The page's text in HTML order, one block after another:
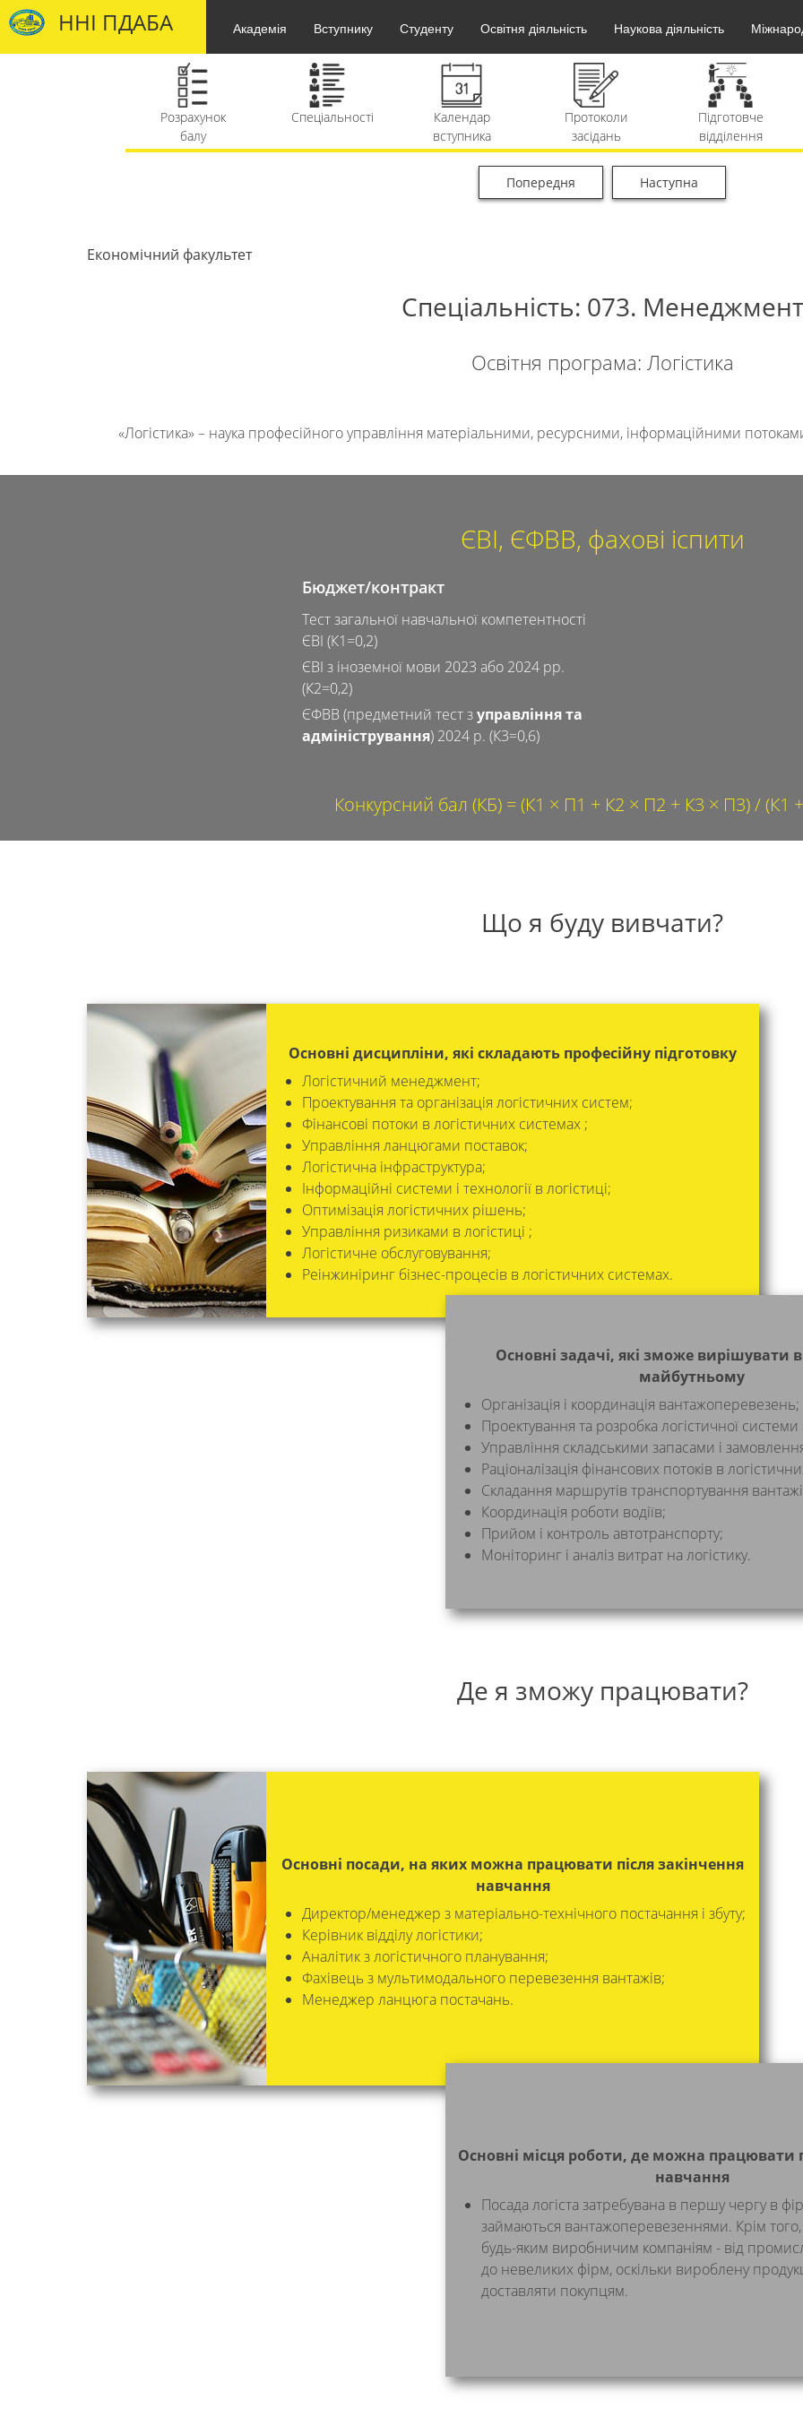
ННІ ПДАБА Академія Вступнику Студенту Освітня діяльність Наукова діяльність
Розрахунок
балу
Спеціальності
Календар
вступника
Протоколи
засідань
Підготовче
відділення
навчання
Попередня Наступна
Економічний факультет
Спеціальність: 073. Менеджмент
Освітня програма: Логістика
«Логістика» – наука професійного управління матеріа­льними, ресурсними, інформаційними потоками
ЄВІ, ЄФВВ, фахові іспити
Бюджет/контракт
Тест загальної навчальної компетентності
ЄВІ (К1=0,2)
ЄВІ з іноземної мови 2023 або 2024 рр.
(К2=0,2)
ЄФВВ (предметний тест зуправління та
адміністрування) 2024 р. (К3=0,6)
Конкурсний бал (КБ) = (К1 × П1 + К2 × П2 + К3 × П3) / (К1
Що я буду вивчати?
Основні дисципліни, які складають професійну підготовку
Логістичний менеджмент;
Проектування та організація логістичних систем;
Фінансові потоки в логістичних системах ;
Управління ланцюгами поставок;
Логістична інфраструктура;
Інформаційні системи і технології в логістиці;
Оптимізація логістичних рішень;
Управління ризиками в логістиці ;
Логістичне обслуговування;
Реінжиніринг бізнес-процесів в логістичних системах.
Основні задачі, які зможе вирішувати
майбутньому
Організація і координація вантажоперевезень;
Проектування та розробка логістичної
Управління складськими запасами і
Раціоналізація фінансових потоків в
Складання маршрутів транспортування
Координація роботи водіїв;
Прийом і контроль автотранспорту;
Моніторинг і аналіз витрат на логістику.
Де я зможу працювати?
Основні посади, на яких можна працювати після закінчення
навчання
Директор/менеджер з матеріально-технічного постачання і збуту;
Керівник відділу логістики;
Аналітик з логістичного планування;
Фахівець з мультимодального перевезення вантажів;
Менеджер ланцюга постачань.
Основні місця роботи, де можна працювати
навчання
Посада логіста затребувана в першу чергу в
займаються вантажоперевезеннями. Крім того,
будь-яким виробничим компаніям - від
до невеликих фірм, оскільки вироблену
доставляти покупцям.